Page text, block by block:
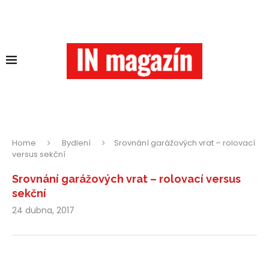
Home Bydlení
Srovnání garážových vrat – rolovací
versus sekční
Srovnání garážových vrat – rolovací versus
sekční
24 dubna, 2017